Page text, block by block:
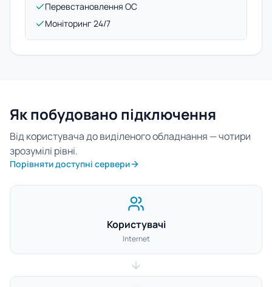
Перевстановлення ОС
Моніторинг 24/7
Як побудовано підключення
Від користувача до виділеного обладнання — чотири
зрозумілі рівні.
Порівняти доступні сервери
Користувачі
Internet